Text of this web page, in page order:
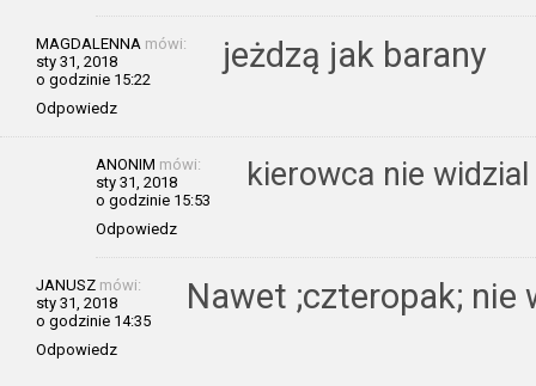
MAGDALENNA mówi:
sty 31, 2018
o godzinie 15:22
Odpowiedz
jeżdzą jak barany
ANONIM mówi:
sty 31, 2018
o godzinie 15:53
Odpowiedz
kierowca nie
JANUSZ mówi:
sty 31, 2018
o godzinie 14:35
Odpowiedz
Nawet ;czteropak; nie